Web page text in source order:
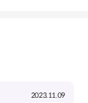
2023.11.09